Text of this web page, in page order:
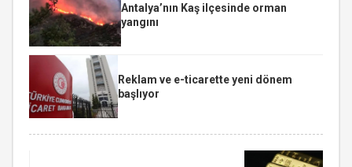
Antalya’nın Kaş ilçesinde orman
yangını
Reklam ve e-ticarette yeni dönem
başlıyor